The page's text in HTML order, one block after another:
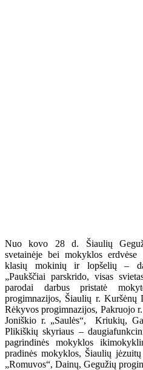
Nuo kovo 28 d. Šiaulių
svetainėje bei mokyklos
klasių mokinių ir lopšelių –
„Paukščiai parskrido, visas
parodai darbus pristatė
progimnazijos, Šiaulių r. Kuršėnų
Rėkyvos progimnazijos, Pakruojo
Joniškio r. „Saulės“, Kriukių,
Plikiškių skyriaus –
pagrindinės mokyklos
pradinės mokyklos, Šiaulių
„Romuvos“, Dainų, Gegužių